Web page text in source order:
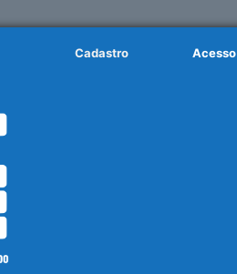
Cadastro Acesso